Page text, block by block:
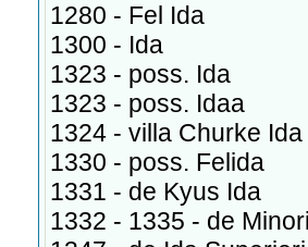
1280 - Fel Ida
1300 - Ida
1323 - poss. Ida
1323 - poss. Idaa
1324 - villa Churke Ida
1330 - poss. Felida
1331 - de Kyus Ida
1332 - 1335 - de